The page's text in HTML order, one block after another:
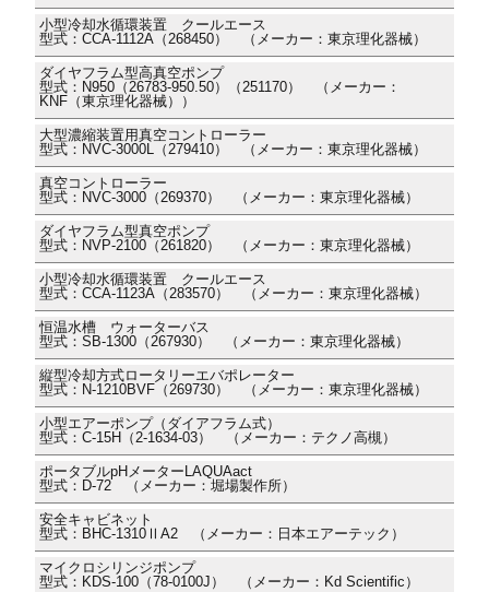
小型冷却水循環装置 クールエース
型式：CCA-1112A（268450） （メーカー：東京理化器械）
ダイヤフラム型高真空ポンプ
型式：N950（26783-950.50）（251170） （メーカー：
KNF（東京理化器械））
大型濃縮装置用真空コントローラー
型式：NVC-3000L（279410） （メーカー：東京理化器械）
真空コントローラー
型式：NVC-3000（269370） （メーカー：東京理化器械）
ダイヤフラム型真空ポンプ
型式：NVP-2100（261820） （メーカー：東京理化器械）
小型冷却水循環装置 クールエース
型式：CCA-1123A（283570） （メーカー：東京理化器械）
恒温水槽 ウォーターバス
型式：SB-1300（267930） （メーカー：東京理化器械）
縦型冷却方式ロータリーエバポレーター
型式：N-1210BVF（269730） （メーカー：東京理化器械）
小型エアーポンプ（ダイアフラム式）
型式：C-15H（2-1634-03） （メーカー：テクノ高槻）
ポータブルpHメーターLAQUAact
型式：D-72 （メーカー：堀場製作所）
安全キャビネット
型式：BHC-1310ⅡA2 （メーカー：日本エアーテック）
マイクロシリンジポンプ
型式：KDS-100（78-0100J） （メーカー：Kd Scientific）